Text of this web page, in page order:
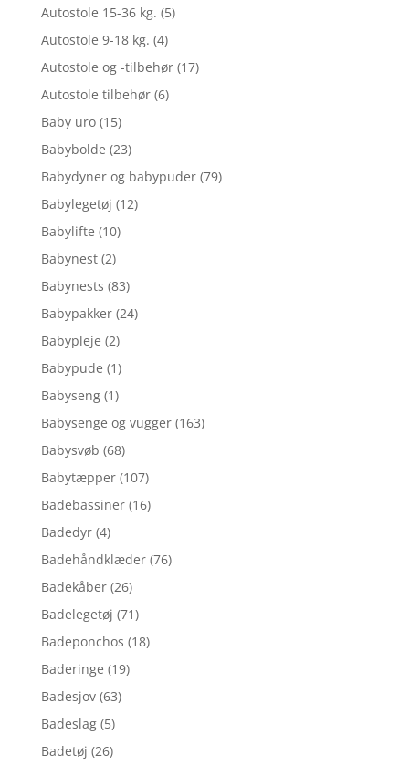
Autostole 15-36 kg. (5)
Autostole 9-18 kg. (4)
Autostole og -tilbehør (17)
Autostole tilbehør (6)
Baby uro (15)
Babybolde (23)
Babydyner og babypuder (79)
Babylegetøj (12)
Babylifte (10)
Babynest (2)
Babynests (83)
Babypakker (24)
Babypleje (2)
Babypude (1)
Babyseng (1)
Babysenge og vugger (163)
Babysvøb (68)
Babytæpper (107)
Badebassiner (16)
Badedyr (4)
Badehåndklæder (76)
Badekåber (26)
Badelegetøj (71)
Badeponchos (18)
Baderinge (19)
Badesjov (63)
Badeslag (5)
Badetøj (26)